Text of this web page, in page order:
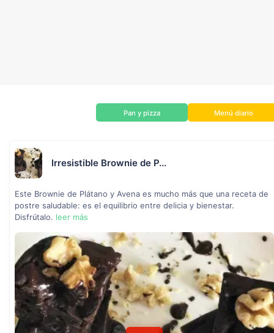
Pan y pizza Menú diario
Irresistible Brownie de P...
Este Brownie de Plátano y Avena es mucho más que una receta de
postre saludable: es el equilibrio entre delicia y bienestar.
Disfrútalo. leer más